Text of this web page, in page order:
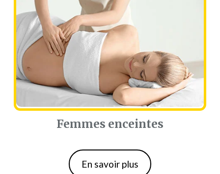
Femmes enceintes
Femmes enceintes
En savoir plus